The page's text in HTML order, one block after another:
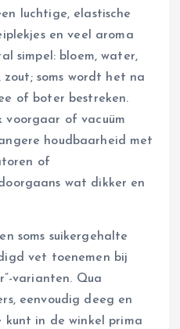
luchtige, elastische
en veel aroma
simpel: bloem, water,
soms wordt het na
of boter bestreken.
voorgaar of vacuüm
houdbaarheid met
of
wat dikker en
soms suikergehalte
vet toenemen bij
varianten. Qua
eenvoudig deeg en
in de winkel prima